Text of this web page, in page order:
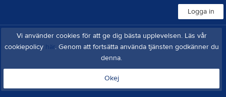
Logga in
Vi använder cookies för att ge dig bästa upplevelsen. Läs vår
cookiepolicy här. Genom att fortsätta använda tjänsten godkänner du
denna.
Okej